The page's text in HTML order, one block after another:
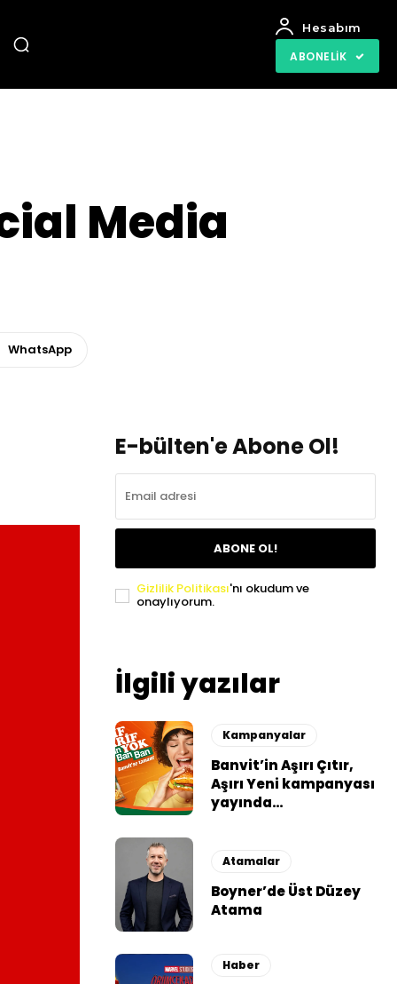
Hesabım
ABONELIK
Media
WhatsApp
E-bülten'e Abone Ol!
ABONE OL!
Gizlilik Politikası'nı okudum ve
onaylıyorum.
İlgili yazılar
Kampanyalar
Banvit’in Aşırı Çıtır,
Aşırı Yeni kampanyası
yayında…
Atamalar
Boyner’de Üst Düzey
Atama
Haber